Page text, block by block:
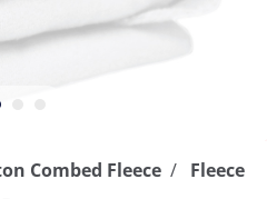
Combed Fleece
Fleece